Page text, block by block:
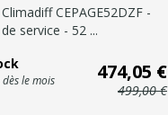
CEPAGE52DZF -
service - 52 ...
le mois
474,05 €
499,00 €